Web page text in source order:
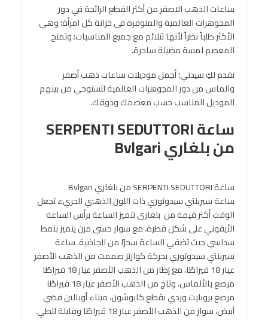
ساعات الذهب الاصفر من أكثر القطع الرائجة في دور
المجوهرات العالمية والمتوفرة في خزانة كل امرأة؛ وهي
الأكثر طلباً نظراً لأنها تتلائم مع جميع المناسبات؛ وتمنح
المعصم لمسة مضيئة ساحرة.
تقدم لكِ سيدتي؛ أجمل موديلات ساعات ذهب أصفر
والماس من دور المجوهرات العالمية لتستوحي من بينهم
الموديل المناسب حسب معصمك وذوقك.
ساعة SERPENTI SEDUTTORI
من بلغاري Bvlgari
ساعة SERPENTI SEDUTTORI من بلغاري Bvlgari
ساعة سيربنتي سيدوتوري ذات اللون الذهبي الجريء تجعل
الوقت أكثر قيمة من بلغارى تتميز الساعة برأس الساعة
الأيقوني على شكل قطرة، مع سوار حسي مرن يتميز بنمط
سداسي حيث تضفي الساعة سحرًا من الجاذبية. ساعة
سيربنتي سيدوتوري بحركة كوارتز صممت من الذهب الأصفر
عيار 18 قيراطًا، مع إطار من الذهب الأصفر عيار 18 قيراطًا
مرصع بالألماس، وتاج من الذهب الأصفر عيار 18 قيراطًا
مرصع بروبليت وردي بقطع كابوشون، ميناء أوبالين فضي
أبيض، سوار من الذهب الأصفر عيار 18 قيراطًا وقابلة للطي.